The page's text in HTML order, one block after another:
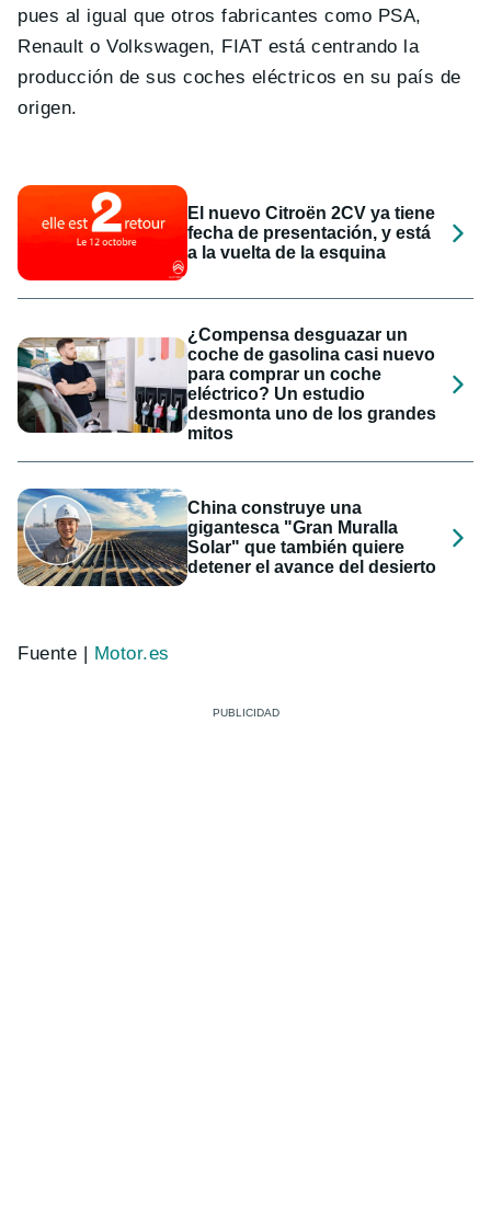
pues al igual que otros fabricantes como PSA,
Renault o Volkswagen, FIAT está centrando la
producción de sus coches eléctricos en su país de
origen.
El nuevo Citroën 2CV ya tiene
fecha de presentación, y está
a la vuelta de la esquina
¿Compensa desguazar un
coche de gasolina casi nuevo
para comprar un coche
eléctrico? Un estudio
desmonta uno de los grandes
mitos
China construye una
gigantesca "Gran Muralla
Solar" que también quiere
detener el avance del desierto
Fuente | Motor.es